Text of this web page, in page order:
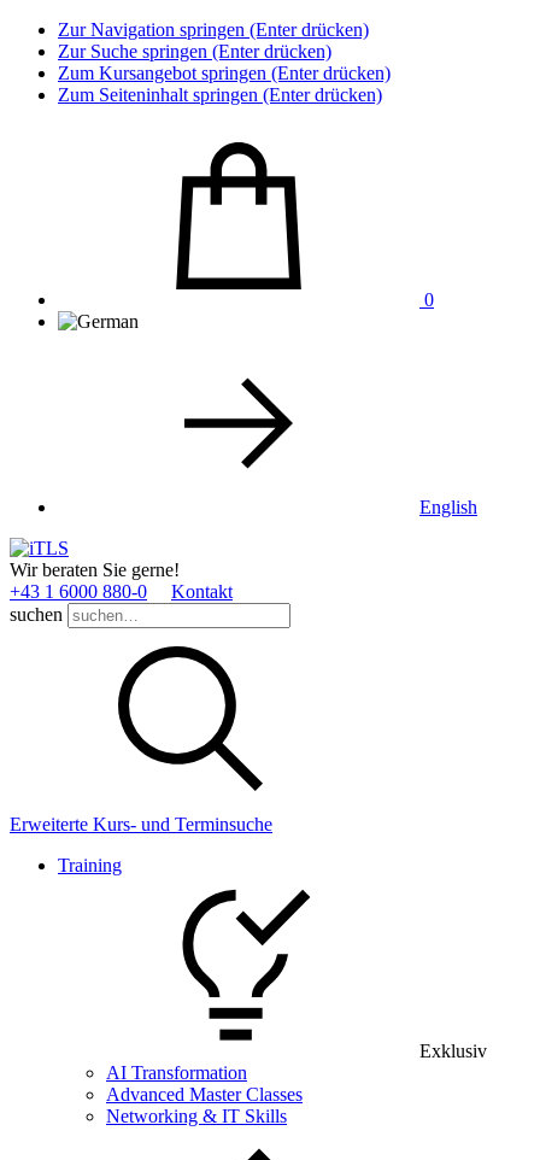
Zur Navigation springen (Enter drücken)
Zur Suche springen (Enter drücken)
Zum Kursangebot springen (Enter drücken)
Zum Seiteninhalt springen (Enter drücken)
0
English
Wir beraten Sie gerne!
+43 1 6000 880­-0
Kontakt
suchen
Erweiterte Kurs- und Terminsuche
Training
Exklusiv
AI Transformation
Advanced Master Classes
Networking & IT Skills